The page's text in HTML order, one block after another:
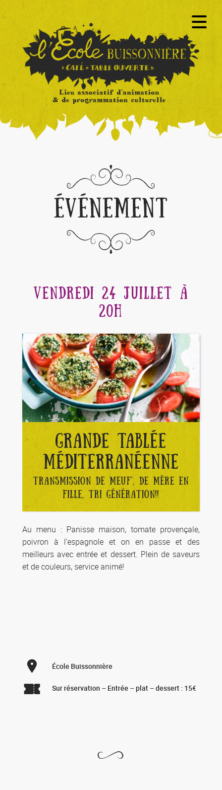
ÉVÉNEMENT
VENDREDI 24 JUILLET À
20H
GRANDE TABLÉE
MÉDITERRANÉENNE
TRANSMISSION DE MEUF', DE MÈRE EN
FILLE, TRI GÉNÉRATION!!
Au menu : Panisse maison, tomate provençale,
poivron à l’espagnole et on en passe et des
meilleurs avec entrée et dessert. Plein de saveurs
et de couleurs, service animé!
École Buissonnière
Sur réservation – Entrée – plat – dessert : 15€